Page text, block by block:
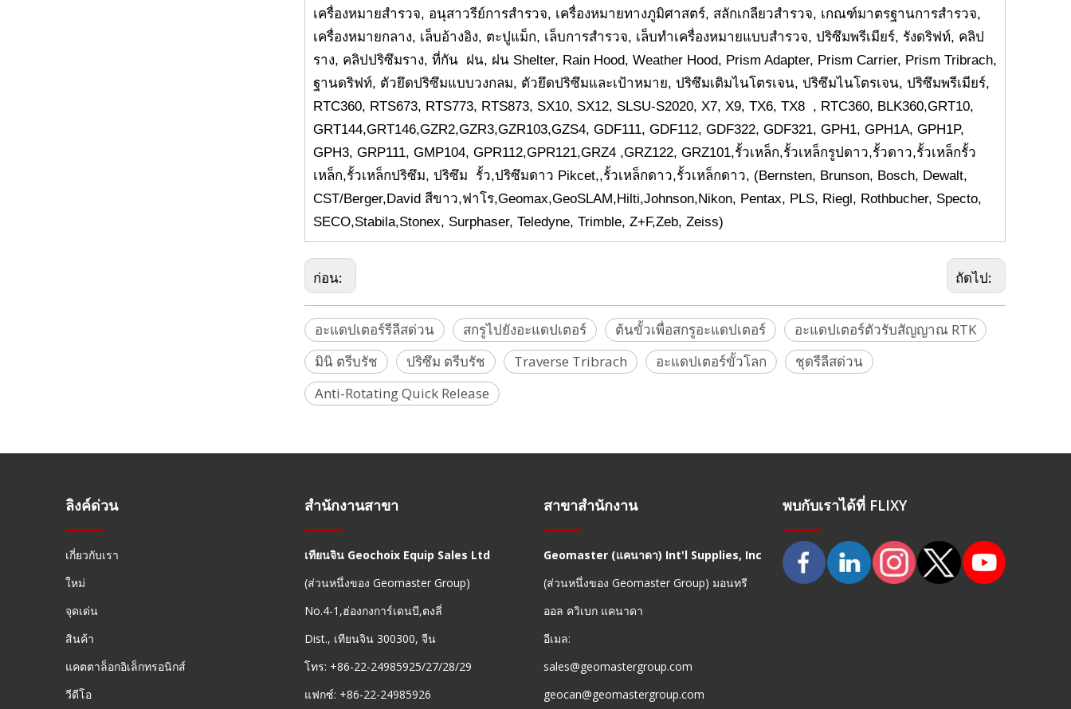
เครื่องหมายสำรวจ, อนุสาวรีย์การสำรวจ, เครื่องหมายทางภูมิศาสตร์, สลักเกลียวสำรวจ, เกณฑ์มาตรฐานการสำรวจ,
เครื่องหมายกลาง, เล็บอ้างอิง, ตะปูแม็ก, เล็บการสำรวจ, เล็บทำเครื่องหมายแบบสำรวจ, ปริซึมพรีเมียร์, รังดริฟท์, คลิป
ราง, คลิปปริซึมราง, ที่กัน ฝน, ฝน Shelter, Rain Hood, Weather Hood, Prism Adapter, Prism Carrier, Prism Tribrach,
ฐานดริฟท์, ตัวยึดปริซึมแบบวงกลม, ตัวยึดปริซึมและเป้าหมาย, ปริซึมเติมไนโตรเจน, ปริซึมไนโตรเจน, ปริซึมพรีเมียร์,
RTC360, RTS673, RTS773, RTS873, SX10, SX12, SLSU-S2020, X7, X9, TX6, TX8 , RTC360, BLK360,GRT10,
GRT144,GRT146,GZR2,GZR3,GZR103,GZS4, GDF111, GDF112, GDF322, GDF321, GPH1, GPH1A, GPH1P,
GPH3, GRP111, GMP104, GPR112,GPR121,GRZ4 ,GRZ122, GRZ101,รั้วเหล็ก,รั้วเหล็กรูปดาว,รั้วดาว,รั้วเหล็กรั้ว
เหล็ก,รั้วเหล็กปริซึม, ปริซึม รั้ว,ปริซึมดาว Pikcet,,รั้วเหล็กดาว,รั้วเหล็กดาว, (Bernsten, Brunson, Bosch, Dewalt,
CST/Berger,David สีขาว,ฟาโร,Geomax,GeoSLAM,Hilti,Johnson,Nikon, Pentax, PLS, Riegl, Rothbucher, Specto,
SECO,Stabila,Stonex, Surphaser, Teledyne, Trimble, Z+F,Zeb, Zeiss)
ก่อน: ถัดไป:
อะแดปเตอร์รีลีสด่วน สกรูไปยังอะแดปเตอร์ ต้นขั้วเพื่อสกรูอะแดปเตอร์
อะแดปเตอร์ตัวรับสัญญาณ RTK
มินิ ตรีบรัช
ปริซึม ตรีบรัช Traverse Tribrach อะแดปเตอร์ขั้วโลก
ชุดรีลีสด่วน
Anti-Rotating Quick Release
ลิงค์ด่วน
เกี่ยวกับเรา
ใหม่
จุดเด่น
สินค้า
แคตตาล็อกอิเล็กทรอนิกส์
วีดีโอ
สำนักงานสาขา
เทียนจิน Geochoix Equip Sales Ltd
(ส่วนหนึ่งของ Geomaster Group)
No.4-1,ฮ่องกงการ์เดนบี,ตงลี่
Dist., เทียนจิน 300300, จีน
โทร: +86-22-24985925/27/28/29
แฟกซ์: +86-22-24985926
สาขาสำนักงาน
Geomaster (แคนาดา) Int'l Supplies, Inc
(ส่วนหนึ่งของ Geomaster Group) มอนทรี
ออล ควิเบก แคนาดา
อีเมล:
sales@geomastergroup.com
geocan@geomastergroup.com
พบกับเราได้ที่ FLIXY